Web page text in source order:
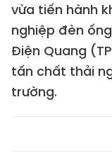
vừa tiến hành
nghiệp đèn
Điện Quang
tấn chất thải
trường.